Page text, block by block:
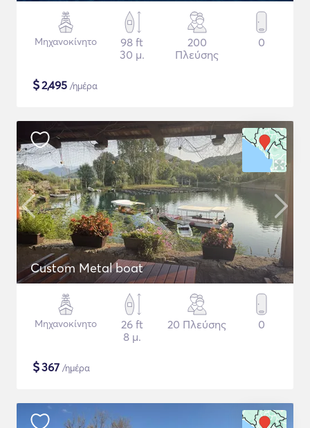
Μηχανοκίνητο
98 ft
30 μ.
200
Πλεύσης
0
$2,495 /ημέρα
Custom Metal boat
Μηχανοκίνητο
26 ft
8 μ.
20 Πλεύσης 0
$367 /ημέρα